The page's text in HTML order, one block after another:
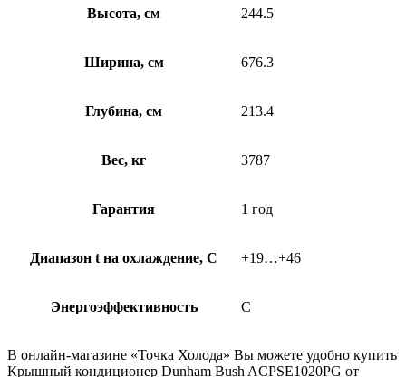
Высота, см 244.5
Ширина, см 676.3
Глубина, см 213.4
Вес, кг 3787
Гарантия 1 год
Диапазон t на охлаждение, С +19…+46
Энергоэффективность C
В онлайн-магазине «Точка Холода» Вы можете удобно купить
Крышный кондиционер Dunham Bush ACPSE1020PG от